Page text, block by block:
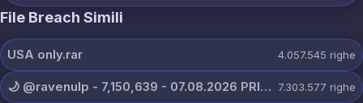
File Breach Simili
USA only.rar 4.057.545 righe
🌙 @ravenulp - 7,150,639 - 07.08.2026 PRIVATE.txt 7.303.577 righe